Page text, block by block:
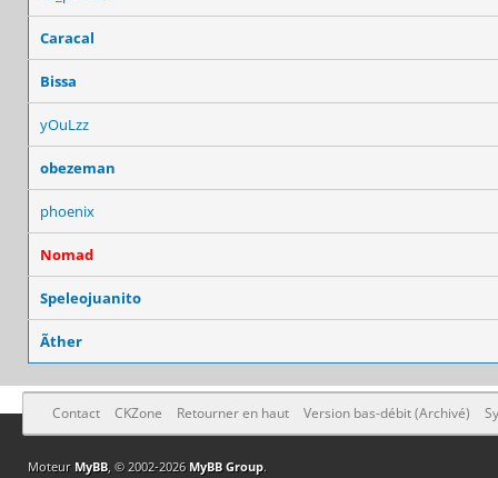
Caracal
Bissa
yOuLzz
obezeman
phoenix
Nomad
Speleojuanito
Ãther
Contact CKZone Retourner en haut Version bas-débit (Archivé)
Moteur MyBB, © 2002-2026 MyBB Group.